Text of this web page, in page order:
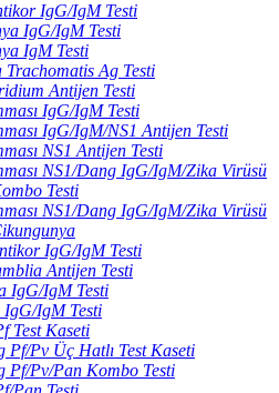
IgG/IgM Testi
IgG/IgM Testi
IgM Testi
Trachomatis Ag Testi
Antijen Testi
IgG/IgM Testi
IgG/IgM/NS1 Antijen Testi
NS1 Antijen Testi
NS1/Dang IgG/IgM/Zika Virüsü
Testi
NS1/Dang IgG/IgM/Zika Virüsü
IgG/IgM Testi
Antijen Testi
IgG/IgM Testi
IgG/IgM Testi
Test Kaseti
Pf/Pv Üç Hatlı Test Kaseti
Pf/Pv/Pan Kombo Testi